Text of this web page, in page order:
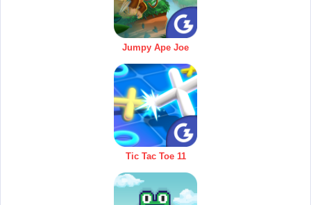
Jumpy Ape Joe
Tic Tac Toe 11